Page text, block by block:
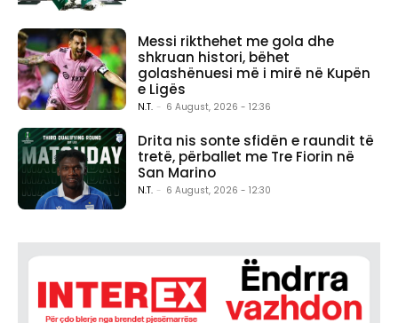
Messi rikthehet me gola dhe
shkruan histori, bëhet
golashënuesi më i mirë në Kupën
e Ligës
N.T. - 6 August, 2026 - 12:36
Drita nis sonte sfidën e raundit të
tretë, përballet me Tre Fiorin në
San Marino
N.T. - 6 August, 2026 - 12:30